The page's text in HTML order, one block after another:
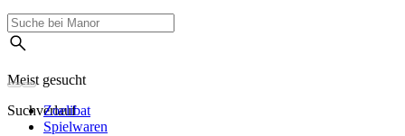
Meist gesucht
Suchverlauf
Zoelibat
Spielwaren